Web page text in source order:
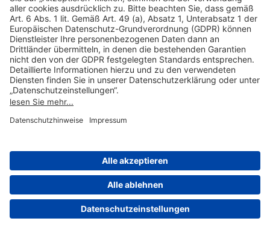
Hilfreiche Links
Online einkaufen & buchen
Über uns
© 2004-2026 Fraport AG - Frankfurt Airport Services Worldwide